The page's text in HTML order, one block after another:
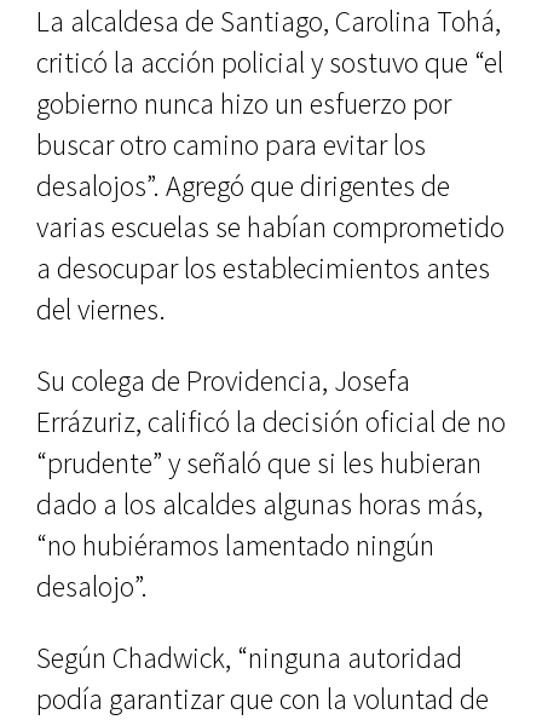
La alcaldesa de Santiago, Carolina Tohá,
criticó la acción policial y sostuvo que “el
gobierno nunca hizo un esfuerzo por
buscar otro camino para evitar los
desalojos”. Agregó que dirigentes de
varias escuelas se habían comprometido
a desocupar los establecimientos antes
del viernes.
Su colega de Providencia, Josefa
Errázuriz, calificó la decisión oficial de no
“prudente” y señaló que si les hubieran
dado a los alcaldes algunas horas más,
“no hubiéramos lamentado ningún
desalojo”.
Según Chadwick, “ninguna autoridad
podía garantizar que con la voluntad de